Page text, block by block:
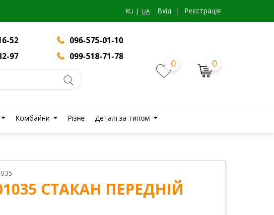
RU UA Вхiд | Реєстрація
52
096-575-01-10
97 099-518-71-78
0 0
Комбайни Різне Деталі за типом
СТАКАН ПЕРЕДНІЙ